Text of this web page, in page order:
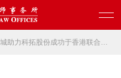
力科拓股份成功于香港联合交易所主板挂牌上市